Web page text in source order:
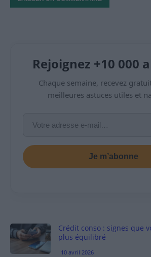
Rejoignez +10 000
Chaque semaine, recevez
meilleures astuces utiles et
Je m’abonne
Crédit conso : signes que
plus équilibré
10 avril 2026